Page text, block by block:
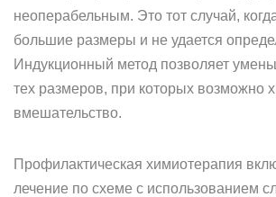
неоперабельным. Это тот случай,
большие размеры и не удается
Индукционный метод позволяет
тех размеров, при которых возможно
вмешательство.
Профилактическая химиотерапия
лечение по схеме с использованием